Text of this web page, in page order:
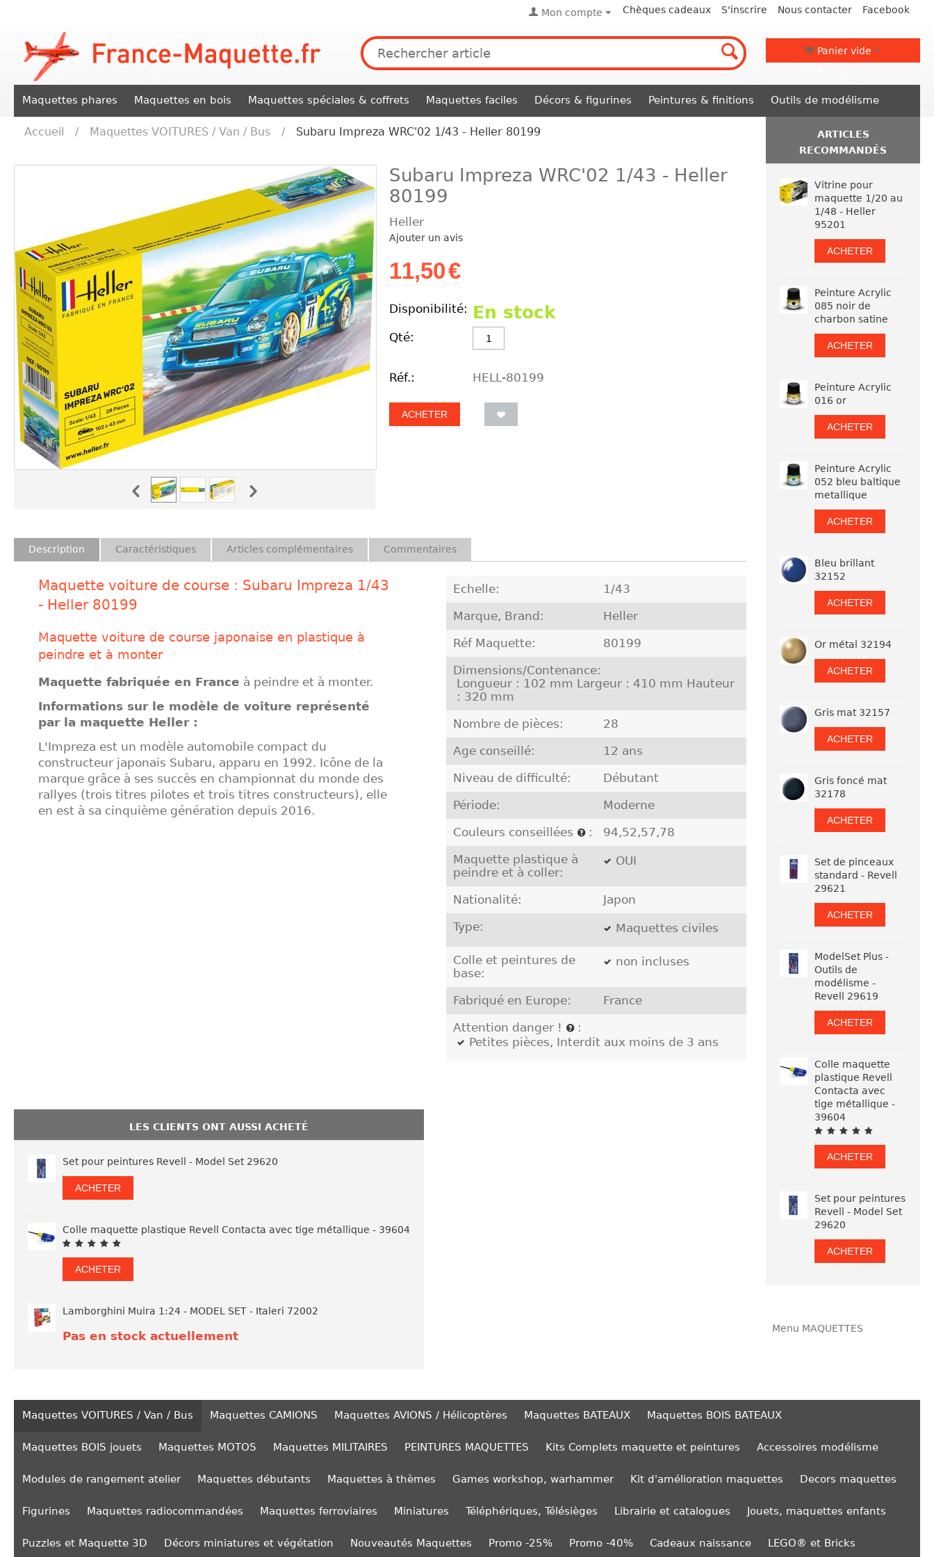
Chèques cadeaux S'inscrire Nous contacter Facebook
Mon compte
Panier vide
Maquettes phares Maquettes en bois Maquettes spéciales & coffrets Maquettes faciles Décors & figurines Peintures & finitions Outils de modélisme
Accueil / Maquettes VOITURES / Van / Bus / Subaru Impreza WRC'02 1/43 - Heller 80199
Subaru Impreza WRC'02 1/43 - Heller
80199
Heller
Ajouter un avis
11,50€
Disponibilité: En stock
Qté:
Réf.: HELL-80199
ACHETER
Description Caractéristiques Articles complémentaires Commentaires
Maquette voiture de course : Subaru Impreza 1/43
- Heller 80199
Maquette voiture de course japonaise en plastique à
peindre et à monter
Maquette fabriquée en France à peindre et à monter.
Informations sur le modèle de voiture représenté
par la maquette Heller :
L'Impreza est un modèle automobile compact du
constructeur japonais Subaru, apparu en 1992. Icône de la
marque grâce à ses succès en championnat du monde des
rallyes (trois titres pilotes et trois titres constructeurs), elle
en est à sa cinquième génération depuis 2016.
Echelle: 1/43
Marque, Brand: Heller
Réf Maquette: 80199
Dimensions/Contenance:
Longueur : 102 mm Largeur : 410 mm Hauteur
: 320 mm
Nombre de pièces: 28
Age conseillé: 12 ans
Niveau de difficulté: Débutant
Période: Moderne
Couleurs conseillées : 94,52,57,78
Maquette plastique à
peindre et à coller:
OUI
Nationalité: Japon
Type: Maquettes civiles
Colle et peintures de
base:
non incluses
Fabriqué en Europe: France
Attention danger !
:
Petites pièces, Interdit aux moins de 3 ans
LES CLIENTS ONT AUSSI ACHETÉ
Set pour peintures Revell - Model Set 29620
ACHETER
Colle maquette plastique Revell Contacta avec tige métallique - 39604
ACHETER
Lamborghini Muira 1:24 - MODEL SET - Italeri 72002
Pas en stock actuellement
ARTICLES
RECOMMANDÉS
Vitrine pour
maquette 1/20 au
1/48 - Heller
95201
ACHETER
Peinture Acrylic
085 noir de
charbon satine
ACHETER
Peinture Acrylic
016 or
ACHETER
Peinture Acrylic
052 bleu baltique
metallique
ACHETER
Bleu brillant
32152
ACHETER
Or métal 32194
ACHETER
Gris mat 32157
ACHETER
Gris foncé mat
32178
ACHETER
Set de pinceaux
standard - Revell
29621
ACHETER
ModelSet Plus -
Outils de
modélisme -
Revell 29619
ACHETER
Colle maquette
plastique Revell
Contacta avec
tige métallique -
39604
ACHETER
Set pour peintures
Revell - Model Set
29620
ACHETER
Menu MAQUETTES
Maquettes VOITURES / Van / Bus Maquettes CAMIONS Maquettes AVIONS / Hélicoptères Maquettes BATEAUX Maquettes BOIS BATEAUX
Maquettes BOIS jouets Maquettes MOTOS Maquettes MILITAIRES PEINTURES MAQUETTES Kits Complets maquette et peintures Accessoires modélisme
Modules de rangement atelier Maquettes débutants Maquettes à thèmes Games workshop, warhammer Kit d'amélioration maquettes Decors maquettes
Figurines Maquettes radiocommandées Maquettes ferroviaires Miniatures Téléphériques, Télésièges Librairie et catalogues Jouets, maquettes enfants
Puzzles et Maquette 3D Décors miniatures et végétation Nouveautés Maquettes Promo -25% Promo -40% Cadeaux naissance LEGO® et Bricks